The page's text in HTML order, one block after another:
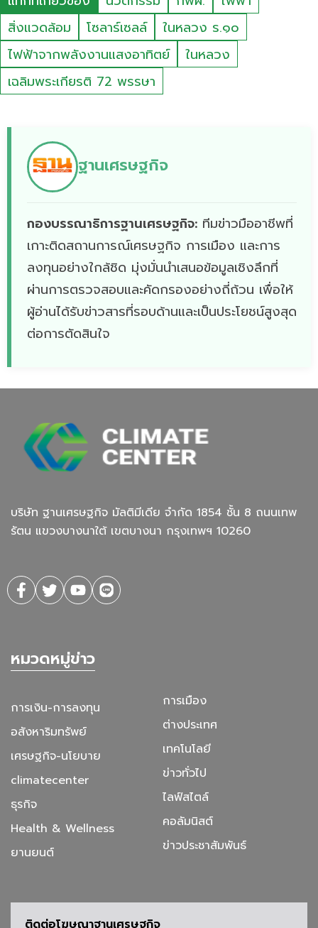
สิ่งแวดล้อม
โซลาร์เซลล์
ในหลวง ร.๑๐
ไฟฟ้าจากพลังงานแสงอาทิตย์
ในหลวง
เฉลิมพระเกียรติ 72 พรรษา
ฐานเศรษฐกิจ
กองบรรณาธิการฐานเศรษฐกิจ: ทีมข่าวมืออาชีพที่
เกาะติดสถานการณ์เศรษฐกิจ การเมือง และการ
ลงทุนอย่างใกล้ชิด มุ่งมั่นนำเสนอข้อมูลเชิงลึกที่
ผ่านการตรวจสอบและคัดกรองอย่างถี่ถ้วน เพื่อให้
ผู้อ่านได้รับข่าวสารที่รอบด้านและเป็นประโยชน์สูงสุด
ต่อการตัดสินใจ
บริษัท ฐานเศรษฐกิจ มัลติมีเดีย จํากัด 1854 ชั้น 8 ถนนเทพ
รัตน แขวงบางนาใต้ เขตบางนา กรุงเทพฯ 10260
หมวดหมู่ข่าว
การเงิน-การลงทุน
อสังหาริมทรัพย์
เศรษฐกิจ-นโยบาย
climatecenter
ธุรกิจ
Health & Wellness
ยานยนต์
การเมือง
ต่างประเทศ
เทคโนโลยี
ข่าวทั่วไป
ไลฟ์สไตล์
คอลัมนิสต์
ข่าวประชาสัมพันธ์
ติดต่อโฆษณาฐานเศรษฐกิจ